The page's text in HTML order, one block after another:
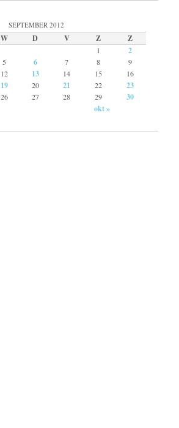
SEPTEMBER 2012
W D V Z Z
1 2
5 6 7 8
9
12 13 14 15
16
19 20 21 22 23
26 27 28 29
30
okt »